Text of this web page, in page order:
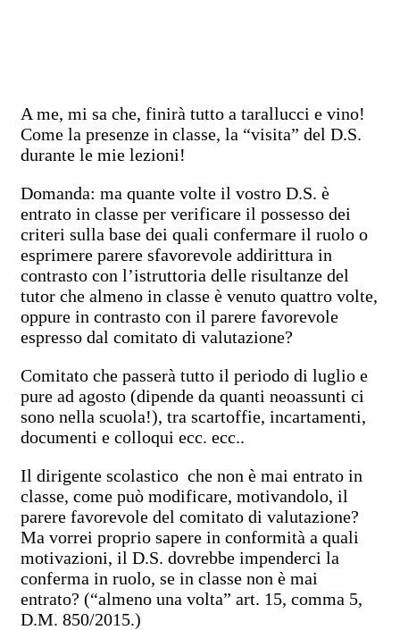
A me, mi sa che, finirà tutto a tarallucci e vino!
Come la presenze in classe, la “visita” del D.S.
durante le mie lezioni!
Domanda: ma quante volte il vostro D.S. è
entrato in classe per verificare il possesso dei
criteri sulla base dei quali confermare il ruolo o
esprimere parere sfavorevole addirittura in
contrasto con l’istruttoria delle risultanze del
tutor che almeno in classe è venuto quattro volte,
oppure in contrasto con il parere favorevole
espresso dal comitato di valutazione?
Comitato che passerà tutto il periodo di luglio e
pure ad agosto (dipende da quanti neoassunti ci
sono nella scuola!), tra scartoffie, incartamenti,
documenti e colloqui ecc. ecc..
Il dirigente scolastico che non è mai entrato in
classe, come può modificare, motivandolo, il
parere favorevole del comitato di valutazione?
Ma vorrei proprio sapere in conformità a quali
motivazioni, il D.S. dovrebbe impenderci la
conferma in ruolo, se in classe non è mai
entrato? (“almeno una volta” art. 15, comma 5,
D.M. 850/2015.)